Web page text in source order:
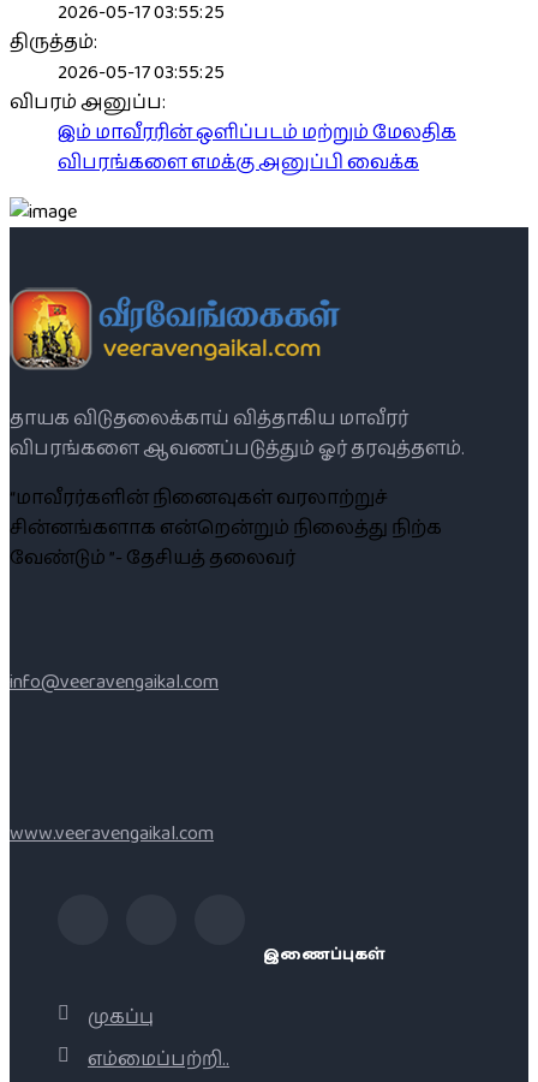
2026-05-17 03:55:25
திருத்தம்:
2026-05-17 03:55:25
விபரம் அனுப்ப:
இம் மாவீரரின் ஒளிப்படம் மற்றும் மேலதிக
விபரங்களை எமக்கு அனுப்பி வைக்க
தாயக விடுதலைக்காய் வித்தாகிய மாவீரர்
விபரங்களை ஆவணப்படுத்தும் ஓர் தரவுத்தளம்.
“மாவீரர்களின் நினைவுகள் வரலாற்றுச்
சின்னங்களாக என்றென்றும் நிலைத்து நிற்க
வேண்டும் ”- தேசியத் தலைவர்
info@veeravengaikal.com
www.veeravengaikal.com
இணைப்புகள்
முகப்பு
எம்மைப்பற்றி..